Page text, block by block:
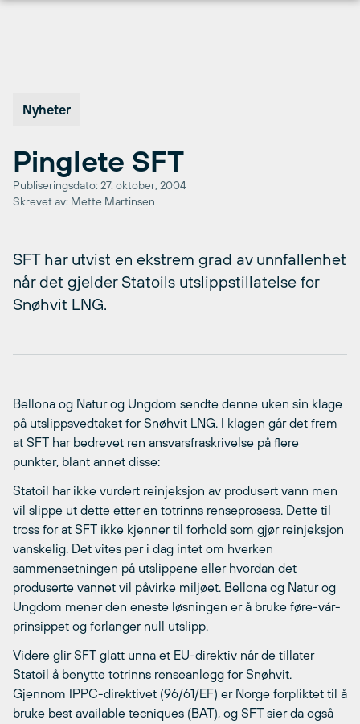
Nyheter
Pinglete SFT
Publiseringsdato: 27. oktober, 2004
Skrevet av: Mette Martinsen
SFT har utvist en ekstrem grad av unnfallenhet
når det gjelder Statoils utslippstillatelse for
Snøhvit LNG.
Bellona og Natur og Ungdom sendte denne uken sin klage
på utslippsvedtaket for Snøhvit LNG. I klagen går det frem
at SFT har bedrevet ren ansvarsfraskrivelse på flere
punkter, blant annet disse:
Statoil har ikke vurdert reinjeksjon av produsert vann men
vil slippe ut dette etter en totrinns renseprosess. Dette til
tross for at SFT ikke kjenner til forhold som gjør reinjeksjon
vanskelig. Det vites per i dag intet om hverken
sammensetningen på utslippene eller hvordan det
produserte vannet vil påvirke miljøet. Bellona og Natur og
Ungdom mener den eneste løsningen er å bruke føre-vár-
prinsippet og forlanger null utslipp.
Videre glir SFT glatt unna et EU-direktiv når de tillater
Statoil å benytte totrinns renseanlegg for Snøhvit.
Gjennom IPPC-direktivet (96/61/EF) er Norge forpliktet til å
bruke best available tecniques (BAT), og SFT sier da også